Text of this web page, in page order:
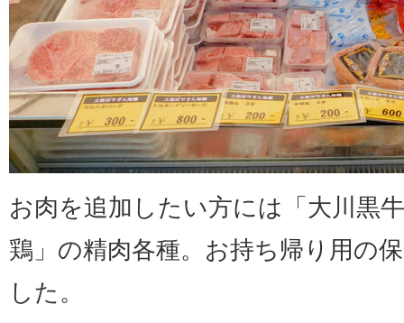
お肉を追加したい方には「大川黒
鶏」の精肉各種。お持ち帰り用の
した。